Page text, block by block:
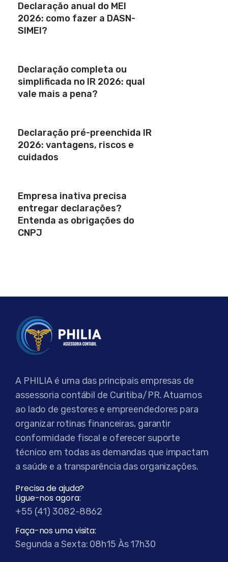
Declaração anual do MEI
2026: como fazer a DASN-
SIMEI?
Declaração completa ou
simplificada no IR 2026: qual
vale mais a pena?
Declaração pré-preenchida IR
2026: vantagens, riscos e
cuidados
Empresa inativa precisa
entregar declarações?
Entenda as obrigações do
CNPJ
A PHILIA é uma das principais empresas de
assessoria contábil de Curitiba/PR. Atuamos
ao lado de gestores e empreendedores para
organizar rotinas financeiras, garantir
conformidade fiscal e oferecer suporte
técnico em todas as demandas que impactam
a saúde e a transparência das organizações.
Precisa de ajuda?
Ligue-nos agora:
+55 (41) 3082-8862
Faça-nos uma visita:
Segunda a Sexta: 08h15 Às 17h30